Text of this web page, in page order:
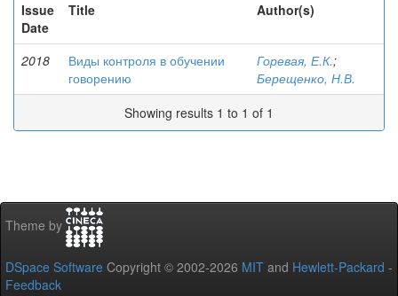
Issue
Date
Title Author(s)
2018
Виды контроля в обучении
говорению
Горевая, Е.К.;
Берещенко, Н.В.
Showing results 1 to 1 of 1
Theme by
DSpace Software Copyright © 2002-2026 MIT and Hewlett-Packard -
Feedback